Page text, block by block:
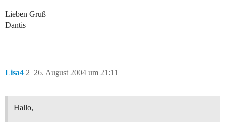
Lieben Gruß
Dantis
Lisa4 26. August 2004 um 21:11
2
Hallo,